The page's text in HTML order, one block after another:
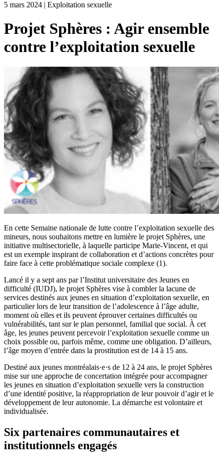
5 mars 2024 | Exploitation sexuelle
Projet Sphères : Agir ensemble
contre l’exploitation sexuelle
En cette Semaine nationale de lutte contre l’exploitation sexuelle des
mineurs, nous souhaitons mettre en lumière le projet Sphères, une
initiative multisectorielle, à laquelle participe Marie-Vincent, et qui
est un exemple inspirant de collaboration et d’actions concrètes pour
faire face à cette problématique sociale complexe (1).
Lancé il y a sept ans par l’Institut universitaire des Jeunes en
difficulté (IUDJ), le projet Sphères vise à combler la lacune de
services destinés aux jeunes en situation d’exploitation sexuelle, en
particulier lors de leur transition de l’adolescence à l’âge adulte,
moment où elles et ils peuvent éprouver certaines difficultés ou
vulnérabilités, tant sur le plan personnel, familial que social. À cet
âge, les jeunes peuvent percevoir l’exploitation sexuelle comme un
choix possible ou, parfois même, comme une obligation. D’ailleurs,
l’âge moyen d’entrée dans la prostitution est de 14 à 15 ans.
Destiné aux jeunes montréalais·e·s de 12 à 24 ans, le projet Sphères
mise sur une approche de concertation intégrée pour accompagner
les jeunes en situation d’exploitation sexuelle vers la construction
d’une identité positive, la réappropriation de leur pouvoir d’agir et le
développement de leur autonomie. La démarche est volontaire et
individualisée.
Six partenaires communautaires et
institutionnels engagés